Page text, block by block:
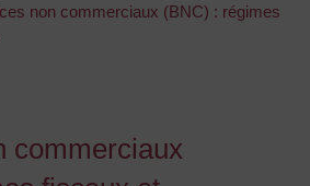
non commerciaux (BNC) : régimes
commerciaux